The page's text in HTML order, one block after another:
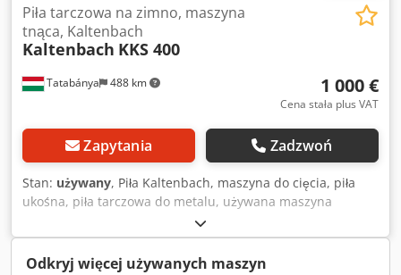
Tatabánya 488 km
Piła tarczowa na zimno, maszyna
tnąca, Kaltenbach
Kaltenbach KKS 400
1 000 €
Cena stała plus VAT
Zapytania Zadzwoń
Stan: używany, Piła Kaltenbach, maszyna do cięcia, piła
ukośna, piła tarczowa do metalu, używana maszyna
Producent: KALTENBACH Model: KKS Nr maszyny: 21139
Specyfikacja elektryczna: 400 V Waga: ok. 1200 kg Prędkości
cięcia (prędkość obwodowa tarczy): Liczba zębów Z59: • 1.
Odkryj więcej używanych maszyn